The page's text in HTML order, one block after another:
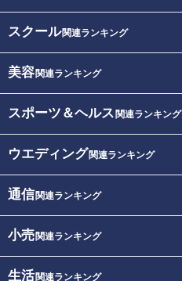
スクール関連ランキング
美容関連ランキング
スポーツ＆ヘルス 関連ランキング
ウエディング関連ランキング
通信関連ランキング
小売関連ランキング
生活関連ランキング